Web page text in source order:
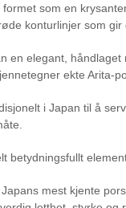
som en
konturlinjer som gir
en elegant,
ekte Arita-
i Japan til å
betydningsfullt
, Japans mest kjente